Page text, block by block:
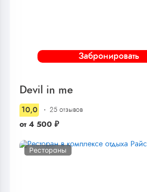
Забронировать
Devil in me
10,0 25 отзывов
от 4 500 ₽
Рестораны